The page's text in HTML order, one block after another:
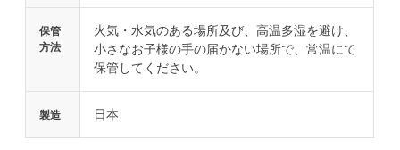
保管
方法
火気・水気のある場所及び、高温多湿を避け、
小さなお子様の手の届かない場所で、常温にて
保管してください。
製造 日本